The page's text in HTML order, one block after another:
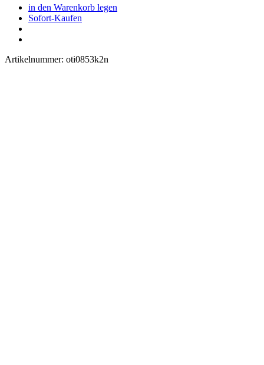
in den Warenkorb legen
Sofort-Kaufen
Artikelnummer: oti0853k2n